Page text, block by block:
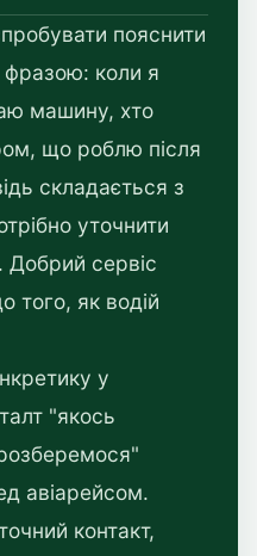
пояснити
фразою: коли я
машину, хто
що роблю після
складається з
уточнити
сервіс
того, як водій
у
"якось
авіарейсом.
контакт,